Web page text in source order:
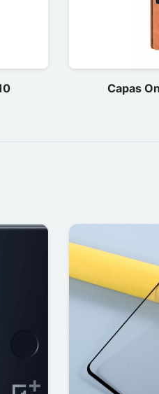
Capas